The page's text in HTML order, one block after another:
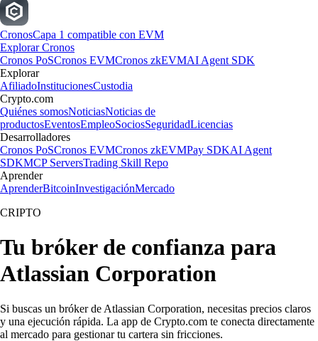
CronosCapa 1 compatible con EVM
Explorar Cronos
Cronos PoSCronos EVMCronos zkEVMAI Agent SDK
Explorar
AfiliadoInstitucionesCustodia
Crypto.com
Quiénes somosNoticiasNoticias de
productosEventosEmpleoSociosSeguridadLicencias
Desarrolladores
Cronos PoSCronos EVMCronos zkEVMPay SDKAI Agent
SDKMCP ServersTrading Skill Repo
Aprender
AprenderBitcoinInvestigaciónMercado
CRIPTO
Tu bróker de confianza para
Atlassian Corporation
Si buscas un bróker de Atlassian Corporation, necesitas precios claros
y una ejecución rápida. La app de Crypto.com te conecta directamente
al mercado para gestionar tu cartera sin fricciones.